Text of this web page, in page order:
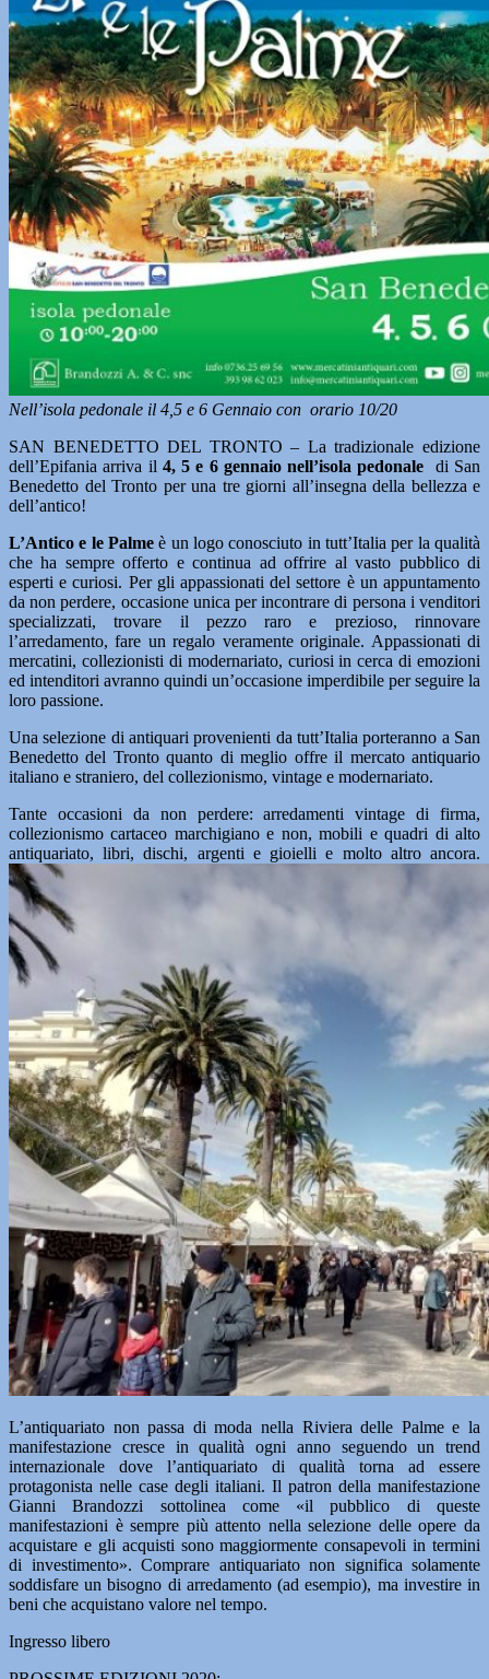
Nell’isola pedonale il 4,5 e 6 Gennaio con orario 10/20
SAN BENEDETTO DEL TRONTO – La tradizionale edizione
dell’Epifania arriva il 4, 5 e 6 gennaio nell’isola pedonale di San
Benedetto del Tronto per una tre giorni all’insegna della bellezza e
dell’antico!
L’Antico e le Palme è un logo conosciuto in tutt’Italia per la qualità
che ha sempre offerto e continua ad offrire al vasto pubblico di
esperti e curiosi. Per gli appassionati del settore è un appuntamento
da non perdere, occasione unica per incontrare di persona i venditori
specializzati, trovare il pezzo raro e prezioso, rinnovare
l’arredamento, fare un regalo veramente originale. Appassionati di
mercatini, collezionisti di modernariato, curiosi in cerca di emozioni
ed intenditori avranno quindi un’occasione imperdibile per seguire la
loro passione.
Una selezione di antiquari provenienti da tutt’Italia porteranno a San
Benedetto del Tronto quanto di meglio offre il mercato antiquario
italiano e straniero, del collezionismo, vintage e modernariato.
Tante occasioni da non perdere: arredamenti vintage di firma,
collezionismo cartaceo marchigiano e non, mobili e quadri di alto
antiquariato, libri, dischi, argenti e gioielli e molto altro ancora.
L’antiquariato non passa di moda nella Riviera delle Palme e la
manifestazione cresce in qualità ogni anno seguendo un trend
internazionale dove l’antiquariato di qualità torna ad essere
protagonista nelle case degli italiani. Il patron della manifestazione
Gianni Brandozzi sottolinea come «il pubblico di queste
manifestazioni è sempre più attento nella selezione delle opere da
acquistare e gli acquisti sono maggiormente consapevoli in termini
di investimento». Comprare antiquariato non significa solamente
soddisfare un bisogno di arredamento (ad esempio), ma investire in
beni che acquistano valore nel tempo.
Ingresso libero